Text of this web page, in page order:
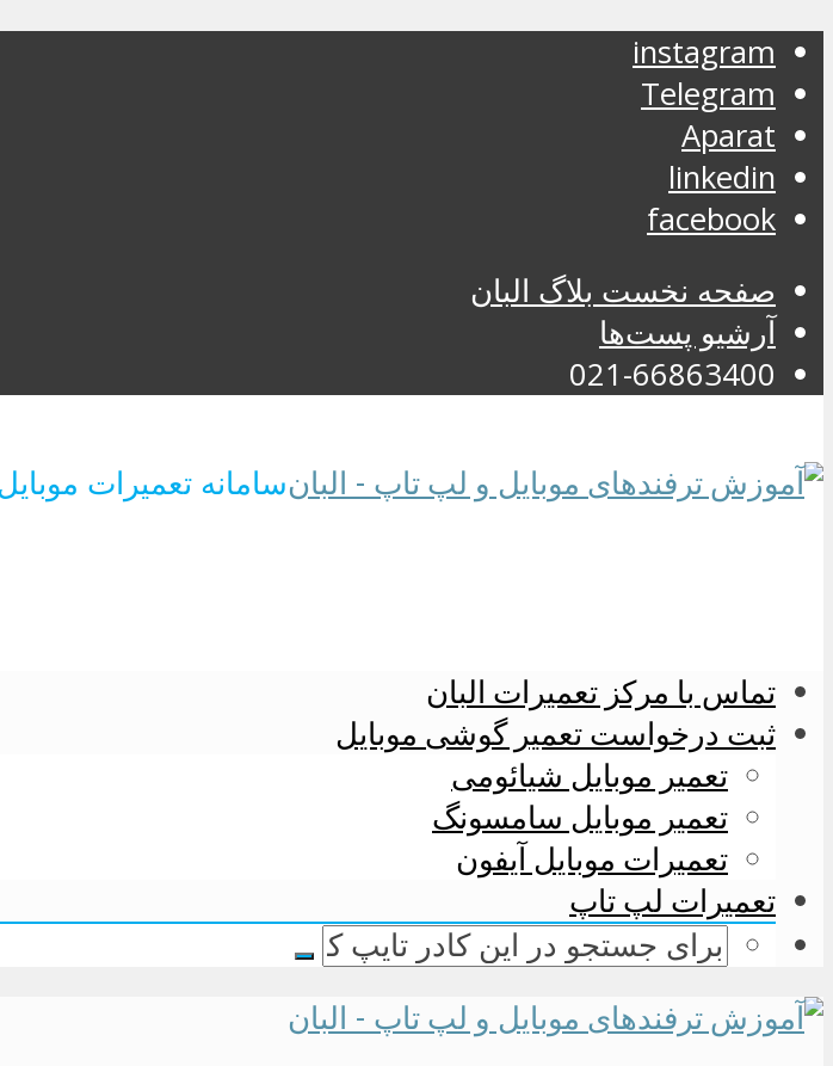
instagram
Telegram
Aparat
linkedin
facebook
صفحه نخست بلاگ البان
آرشیو پست‌ها
021-66863400
سامانه تعمیرات
تماس با مرکز تعمیرات البان
ثبت درخواست تعمیر گوشی موبایل
تعمیر موبایل شیائومی
تعمیر موبایل سامسونگ
تعمیرات موبایل آیفون
تعمیرات لپ تاپ